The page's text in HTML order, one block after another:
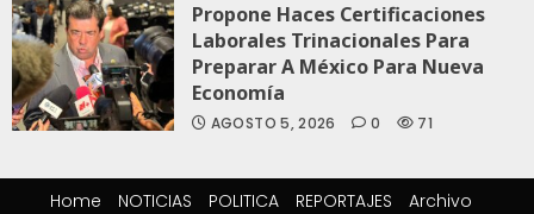
Propone Haces Certificaciones
Laborales Trinacionales Para
Preparar A México Para Nueva
Economía
AGOSTO 5, 2026 0 71
Home NOTICIAS POLITICA REPORTAJES
Archivo